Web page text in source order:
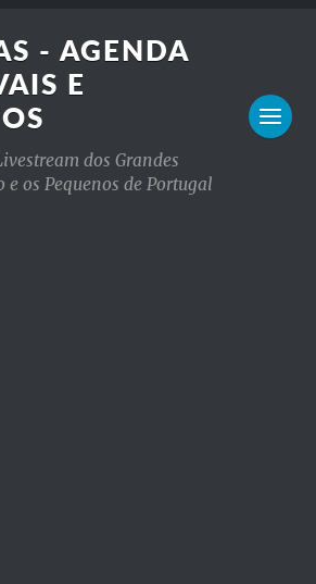
- AGENDA
E
dos Grandes
os Pequenos de Portugal